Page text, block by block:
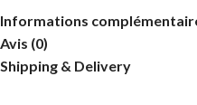
Informations
Avis (0)
Shipping & Delivery